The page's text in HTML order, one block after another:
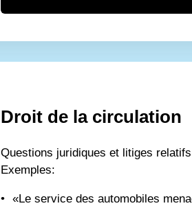
Droit de la circulation
Questions juridiques et litiges
Exemples:
«Le service des automobiles